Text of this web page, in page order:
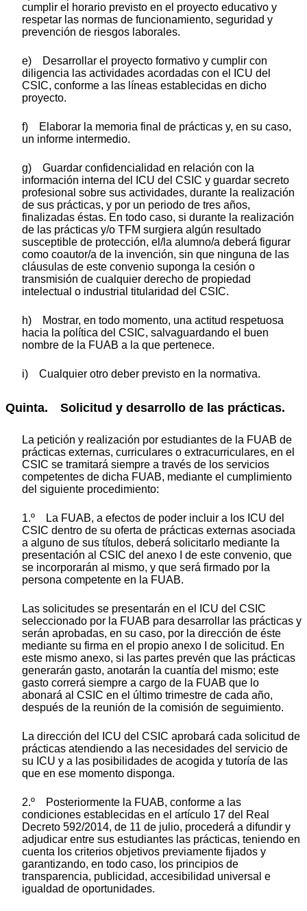
cumplir el horario previsto en el proyecto educativo y
respetar las normas de funcionamiento, seguridad y
prevención de riesgos laborales.
e) Desarrollar el proyecto formativo y cumplir con
diligencia las actividades acordadas con el ICU del
CSIC, conforme a las líneas establecidas en dicho
proyecto.
f) Elaborar la memoria final de prácticas y, en su caso,
un informe intermedio.
g) Guardar confidencialidad en relación con la
información interna del ICU del CSIC y guardar secreto
profesional sobre sus actividades, durante la realización
de sus prácticas, y por un periodo de tres años,
finalizadas éstas. En todo caso, si durante la realización
de las prácticas y/o TFM surgiera algún resultado
susceptible de protección, el/la alumno/a deberá figurar
como coautor/a de la invención, sin que ninguna de las
cláusulas de este convenio suponga la cesión o
transmisión de cualquier derecho de propiedad
intelectual o industrial titularidad del CSIC.
h) Mostrar, en todo momento, una actitud respetuosa
hacia la política del CSIC, salvaguardando el buen
nombre de la FUAB a la que pertenece.
i) Cualquier otro deber previsto en la normativa.
Quinta. Solicitud y desarrollo de las prácticas.
La petición y realización por estudiantes de la FUAB de
prácticas externas, curriculares o extracurriculares, en el
CSIC se tramitará siempre a través de los servicios
competentes de dicha FUAB, mediante el cumplimiento
del siguiente procedimiento:
1.º La FUAB, a efectos de poder incluir a los ICU del
CSIC dentro de su oferta de prácticas externas asociada
a alguno de sus títulos, deberá solicitarlo mediante la
presentación al CSIC del anexo I de este convenio, que
se incorporarán al mismo, y que será firmado por la
persona competente en la FUAB.
Las solicitudes se presentarán en el ICU del CSIC
seleccionado por la FUAB para desarrollar las prácticas y
serán aprobadas, en su caso, por la dirección de éste
mediante su firma en el propio anexo I de solicitud. En
este mismo anexo, si las partes prevén que las prácticas
generarán gasto, anotarán la cuantía del mismo; este
gasto correrá siempre a cargo de la FUAB que lo
abonará al CSIC en el último trimestre de cada año,
después de la reunión de la comisión de seguimiento.
La dirección del ICU del CSIC aprobará cada solicitud de
prácticas atendiendo a las necesidades del servicio de
su ICU y a las posibilidades de acogida y tutoría de las
que en ese momento disponga.
2.º Posteriormente la FUAB, conforme a las
condiciones establecidas en el artículo 17 del Real
Decreto 592/2014, de 11 de julio, procederá a difundir y
adjudicar entre sus estudiantes las prácticas, teniendo en
cuenta los criterios objetivos previamente fijados y
garantizando, en todo caso, los principios de
transparencia, publicidad, accesibilidad universal e
igualdad de oportunidades.